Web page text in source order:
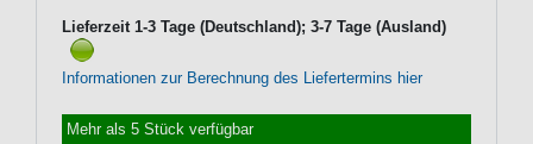
Lieferzeit 1-3 Tage (Deutschland); 3-7 Tage (Ausland)
Informationen zur Berechnung des Liefertermins hier
Mehr als 5 Stück verfügbar